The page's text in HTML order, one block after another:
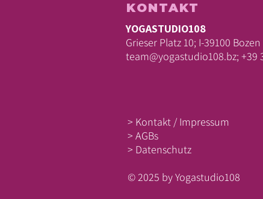
KONTAKT
YOGASTUDIO108
Grieser Platz 10; I-39100 Bozen
team@yogastudio108.bz; +39
> Kontakt / Impressum
> AGBs
> Datenschutz
​© 2025 by Yogastudio108